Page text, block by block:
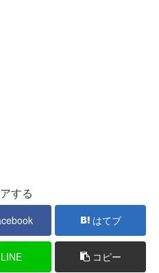
する
はてブ
LINE コピー